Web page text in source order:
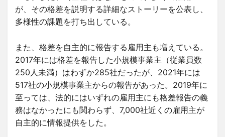
が、その格差を説明する詳細なストーリーを公表し、
多様性の課題を打ち出している。
また、格差を自主的に報告する雇用主も増えている。
2017年には格差を報告した小規模事業主（従業員数
250人未満）はわずか285社だったが、2021年には
517社の小規模事業主からの報告があった。2019年に
至っては、法的にはいずれの雇用主にも格差報告の義
務はなかったにも関わらず、7,000社近くの雇用主が
自主的に情報提供をした。